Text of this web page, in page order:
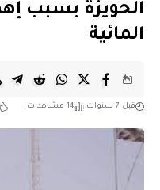
الحويزة بسبب
المائية
قبل 7 سنوات 14 مشاهدات